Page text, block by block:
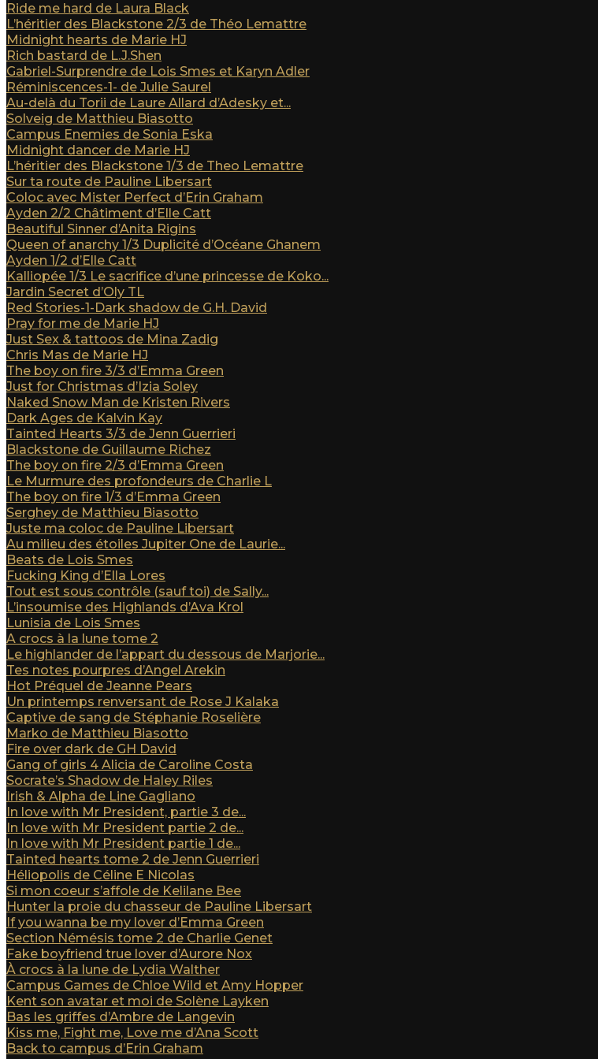
Ride me hard de Laura Black
L’héritier des Blackstone 2/3 de Théo Lemattre
Midnight hearts de Marie HJ
Rich bastard de L.J.Shen
Gabriel-Surprendre de Lois Smes et Karyn Adler
Réminiscences-1- de Julie Saurel
Au-delà du Torii de Laure Allard d’Adesky et...
Solveig de Matthieu Biasotto
Campus Enemies de Sonia Eska
Midnight dancer de Marie HJ
L’héritier des Blackstone 1/3 de Theo Lemattre
Sur ta route de Pauline Libersart
Coloc avec Mister Perfect d’Erin Graham
Ayden 2/2 Châtiment d’Elle Catt
Beautiful Sinner d’Anita Rigins
Queen of anarchy 1/3 Duplicité d’Océane Ghanem
Ayden 1/2 d’Elle Catt
Kalliopée 1/3 Le sacrifice d’une princesse de Koko...
Jardin Secret d’Oly TL
Red Stories-1-Dark shadow de G.H. David
Pray for me de Marie HJ
Just Sex & tattoos de Mina Zadig
Chris Mas de Marie HJ
The boy on fire 3/3 d’Emma Green
Just for Christmas d’Izia Soley
Naked Snow Man de Kristen Rivers
Dark Ages de Kalvin Kay
Tainted Hearts 3/3 de Jenn Guerrieri
Blackstone de Guillaume Richez
The boy on fire 2/3 d’Emma Green
Le Murmure des profondeurs de Charlie L
The boy on fire 1/3 d’Emma Green
Serghey de Matthieu Biasotto
Juste ma coloc de Pauline Libersart
Au milieu des étoiles Jupiter One de Laurie...
Beats de Lois Smes
Fucking King d’Ella Lores
Tout est sous contrôle (sauf toi) de Sally...
L’insoumise des Highlands d’Ava Krol
Lunisia de Lois Smes
A crocs à la lune tome 2
Le highlander de l’appart du dessous de Marjorie...
Tes notes pourpres d’Angel Arekin
Hot Préquel de Jeanne Pears
Un printemps renversant de Rose J Kalaka
Captive de sang de Stéphanie Roselière
Marko de Matthieu Biasotto
Fire over dark de GH David
Gang of girls 4 Alicia de Caroline Costa
Socrate’s Shadow de Haley Riles
Irish & Alpha de Line Gagliano
In love with Mr President, partie 3 de...
In love with Mr President partie 2 de...
In love with Mr President partie 1 de...
Tainted hearts tome 2 de Jenn Guerrieri
Héliopolis de Céline E Nicolas
Si mon coeur s’affole de Kelilane Bee
Hunter la proie du chasseur de Pauline Libersart
If you wanna be my lover d’Emma Green
Section Némésis tome 2 de Charlie Genet
Fake boyfriend true lover d’Aurore Nox
À crocs à la lune de Lydia Walther
Campus Games de Chloe Wild et Amy Hopper
Kent son avatar et moi de Solène Layken
Bas les griffes d’Ambre de Langevin
Kiss me, Fight me, Love me d’Ana Scott
Back to campus d’Erin Graham